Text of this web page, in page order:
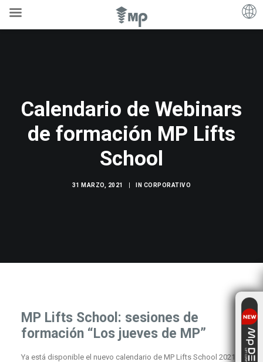
Calendario de Webinars
de formación MP Lifts
School
31 MARZO, 2021 IN CORPORATIVO
MP Lifts School: sesiones de
formación “Los jueves de MP”
Ya está disponible el nuevo calendario de MP Lifts School 2021